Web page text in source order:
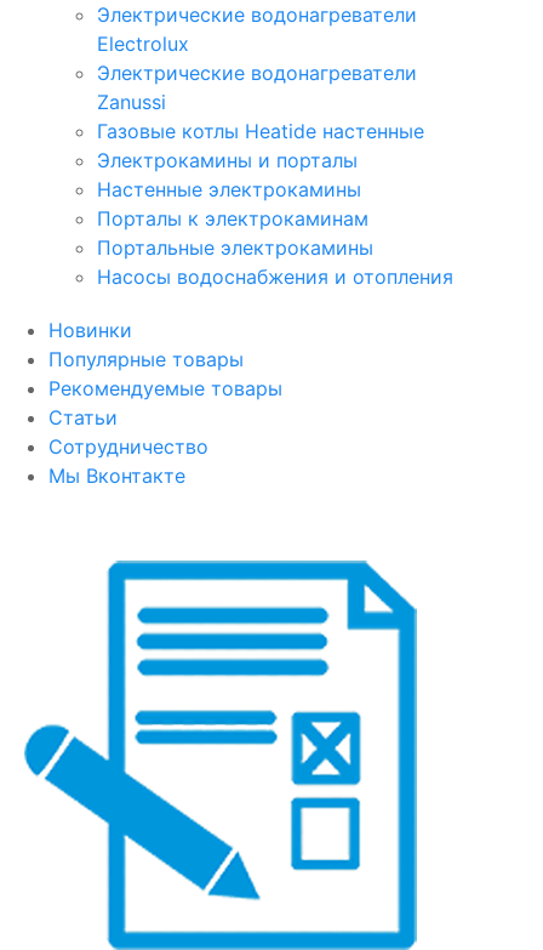
Электрические водонагреватели
Electrolux
Электрические водонагреватели
Zanussi
Газовые котлы Heatide настенные
Электрокамины и порталы
Настенные электрокамины
Порталы к электрокаминам
Портальные электрокамины
Насосы водоснабжения и отопления
Новинки
Популярные товары
Рекомендуемые товары
Статьи
Сотрудничество
Мы Вконтакте